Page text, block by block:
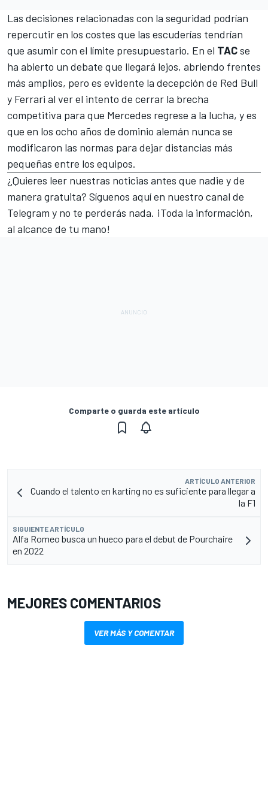
Las decisiones relacionadas con la seguridad podrían
repercutir en los costes que las escuderías tendrían
que asumir con el límite presupuestario. En el TACse
ha abierto un debate que llegará lejos, abriendo frentes
más amplios, pero es evidente la decepción de Red Bull
y Ferrari al ver el intento de cerrar la brecha
competitiva para que Mercedes regrese a la lucha, y es
que en los ocho años de dominio alemán nunca se
modificaron las normas para dejar distancias más
pequeñas entre los equipos.
¿Quieres leer nuestras noticias antes que nadie y de
manera gratuita? Síguenos aquí en nuestro canal de
Telegram y no te perderás nada. ¡Toda la información,
al alcance de tu mano!
Comparte o guarda este artículo
ARTÍCULO ANTERIOR
Cuando el talento en karting no es suficiente para llegar a
la F1
SIGUIENTE ARTÍCULO
Alfa Romeo busca un hueco para el debut de Pourchaire
en 2022
MEJORES COMENTARIOS
VER MÁS Y COMENTAR